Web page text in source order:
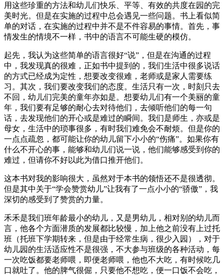
用这些珍重的方法和幼儿们快乐、平等、有效的共度在园的完
美时光。但是在实施的过程中总会遇见一些问题。书上看似简
单的对话，在实施的过程中并不是不件容易的事情。首先，事
情发生的情境不一样，书中的语言不可能生硬的模仿。
起先，我认为这些简单的语言很好“说”，但是在沟通的过程
中，我发现真的很难，正如书中提到的，我们生活中很多说话
的方式已经成为定性，想要改变很难，老师或是家人需要练
习。其次，我们要改变我们的态度。生活只有一次，时刻只去
不回，幼儿们完美的童年亦如是。想要幼儿们有一个美丽的童
年，我们要有足够的耐心去对待他们，去倾听他们的每一句
话，去发现他们的开心或是难过的瞬间。我们是师生，亦或是
母女，生活中的琐事很多，有时我们难免会不耐烦。但是你的
一点点疏忽，都可能让你的幼儿留下小小的“伤痛”。如果你有
什么不开心的事，能够和幼儿们说一说，他们能够感受到你的
难过，但请你不好以此为借口推开他们。
这本书对我的影响很大，虽然对于本书的领悟还不是很透彻。
但是其中关于“学会赞赏幼儿”让我有了一点小小的“骄傲”，我
深切的感受到了赞赏的力量。
禾禾是我们班年龄最小的幼儿，又是男幼儿，相对别的幼儿而
言，他各个方面潜质的发展都比较慢，加上他之前没有上过托
班（托班下学期转来，但是由于经常生病，很少入园），对于
幼儿园的生活适应性不是很强，不大参与班级的各种活动，每
一次吃饭都要老师喂，即便老师喂，他也不大吃，有时候吃几
口就吐了。他的脾气很倔，只要他不想吃，便一口饭不会吃，